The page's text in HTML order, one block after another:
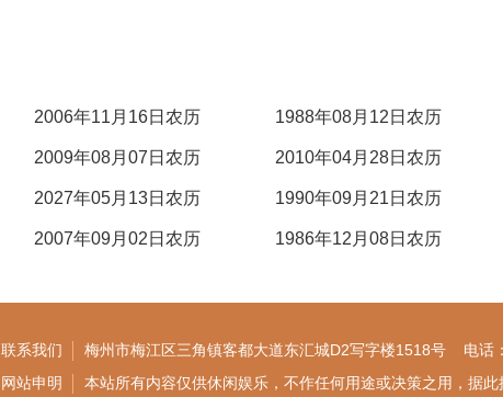
2006年11月16日农历 1988年08月12日农历
2009年08月07日农历 2010年04月28日农历
2027年05月13日农历 1990年09月21日农历
2007年09月02日农历 1986年12月08日农历
联系我们
梅州市梅江区三角镇客都大道东汇城D2写字楼1518号 电话
网站申明
本站所有内容仅供休闲娱乐，不作任何用途或决策之用，据此